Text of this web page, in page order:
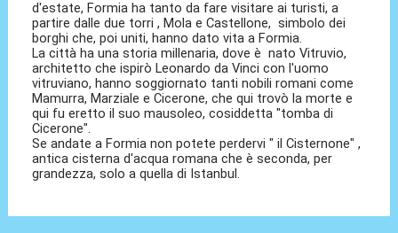
d'estate, Formia ha tanto da fare visitare ai turisti, a
partire dalle due torri , Mola e Castellone, simbolo dei
borghi che, poi uniti, hanno dato vita a Formia.
La città ha una storia millenaria, dove è nato Vitruvio,
architetto che ispirò Leonardo da Vinci con l'uomo
vitruviano, hanno soggiornato tanti nobili romani come
Mamurra, Marziale e Cicerone, che qui trovò la morte e
qui fu eretto il suo mausoleo, cosiddetta "tomba di
Cicerone".
Se andate a Formia non potete perdervi " il Cisternone" ,
antica cisterna d'acqua romana che è seconda, per
grandezza, solo a quella di Istanbul.